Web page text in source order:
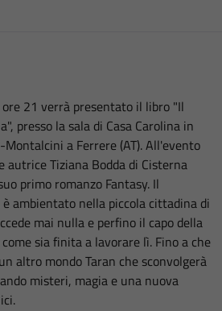
21 verrà presentato il libro "Il
presso la sala di Casa Carolina in
Montalcini a Ferrere (AT). All'evento
autrice Tiziana Bodda di Cisterna
primo romanzo Fantasy. Il
ambientato nella piccola cittadina di
mai nulla e perfino il capo della
sia finita a lavorare lì. Fino a che
altro mondo Taran che sconvolgerà
misteri, magia e una nuova